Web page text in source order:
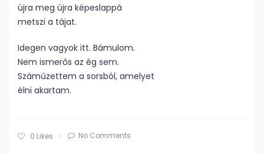
újra meg újra képeslappá
metszi a tájat.
Idegen vagyok itt. Bámulom.
Nem ismerős az ég sem.
Száműzettem a sorsból, amelyet
élni akartam.
0 Likes No Comments